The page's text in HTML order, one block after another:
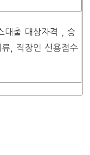
대출 대상자격 , 승
, 직장인 신용점수